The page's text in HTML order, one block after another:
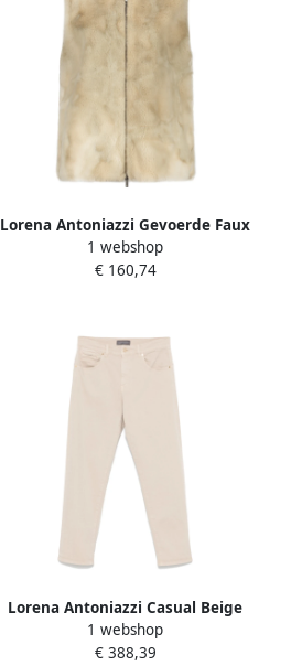
Lorena Antoniazzi Gevoerde Faux
Fur Vest met Capuchon Beige
Dames
1 webshop
€ 160,74
Lorena Antoniazzi Casual Beige
Katoenen Broek Beige Dames
1 webshop
€ 388,39